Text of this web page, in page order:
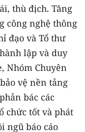
thù địch. Tăng
công nghệ thông
đạo và Tổ thư
lập và duy
Nhóm Chuyên
vệ nền tảng
bác các
chức tốt và phát
ngũ báo cáo